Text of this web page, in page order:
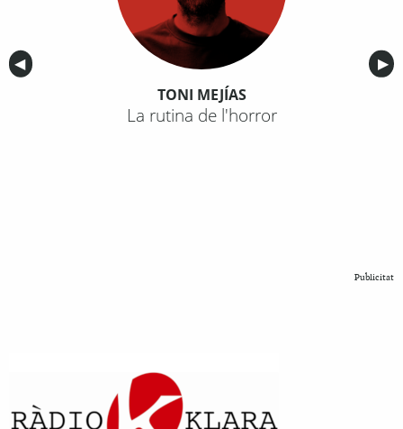
Anterior
◀︎ ▶︎
TONI MEJÍAS
La rutina de l'horror
Publicitat